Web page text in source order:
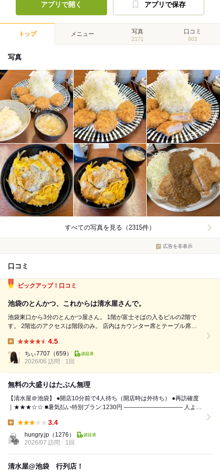
アプリで開く アプリで保存
トップ メニュー 写真
2171
口コミ
603
写真
すべての写真を見る（2315件）
広告を非表示
口コミ
ピックアップ！口コミ
池袋のとんかつ、これからは清水屋さんで。
池袋東口から3分のとんかつ屋さん。 1階が富士そばの入るビルの2階で
す。 2階迄のアクセスは階段のみ。 店内はカウンター席とテーブル席。
訪問、先客3名。 私の後に続々途切れずお客さんいらしてました。 お客
さんは...
4.5
ちぃ7707 （659）
2026/06 訪問
1回
無料の大盛りはたぶん無理
【清水屋＠池袋】 ●開店10分前で4人待ち（開店時は外待ち） ●再訪確度
｜★★★☆☆ ■暑気払い特別プラン:1230円 —————————— 人より
3.4
hungry.jp （1276）
2026/07 訪問
1回
清水屋@池袋 行列店！